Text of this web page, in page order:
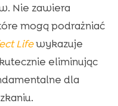
Nie zawiera
mogą podrażniać
Lifewykazuje
eliminując
dla